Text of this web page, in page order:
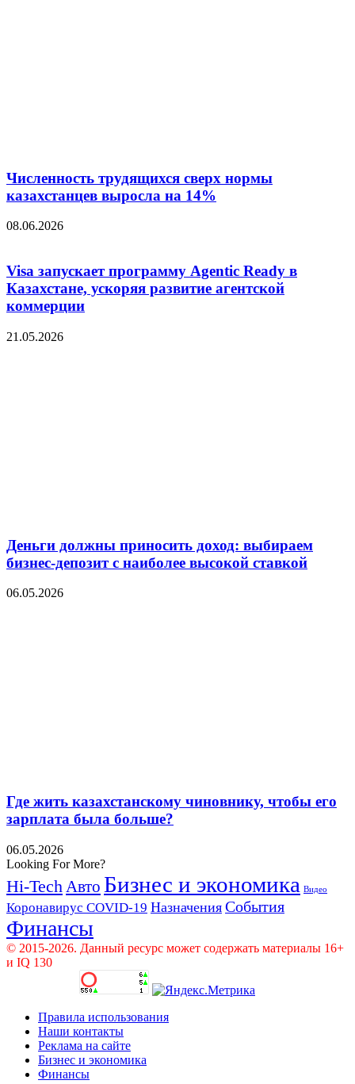
Численность трудящихся сверх нормы
казахстанцев выросла на 14%
08.06.2026
Visa запускает программу Agentic Ready в
Казахстане, ускоряя развитие агентской
коммерции
21.05.2026
Деньги должны приносить доход: выбираем
бизнес-депозит с наиболее высокой ставкой
06.05.2026
Где жить казахстанскому чиновнику, чтобы его
зарплата была больше?
06.05.2026
Looking For More?
Hi-Tech Авто Бизнес и экономика Видео
Коронавирус COVID-19 Назначения События
Финансы
© 2015-2026. Данный ресурс может содержать материалы 16+
и IQ 130
Правила использования
Наши контакты
Реклама на сайте
Бизнес и экономика
Финансы